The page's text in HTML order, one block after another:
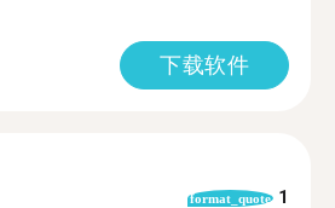
下载软件
format_quote 1